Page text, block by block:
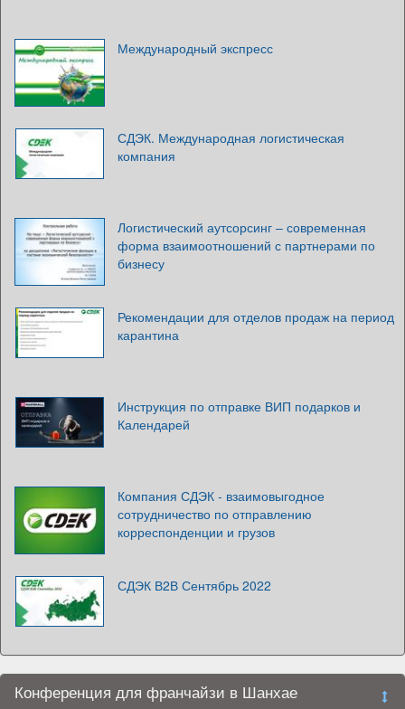
Международный экспресс
СДЭК. Международная логистическая
компания
Логистический аутсорсинг – современная
форма взаимоотношений с партнерами по
бизнесу
Рекомендации для отделов продаж на период
карантина
Инструкция по отправке ВИП подарков и
Календарей
Компания СДЭК - взаимовыгодное
сотрудничество по отправлению
корреспонденции и грузов
СДЭК В2В Сентябрь 2022
Конференция для франчайзи в Шанхае